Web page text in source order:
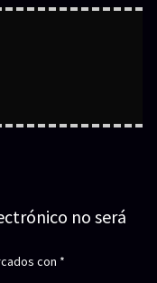
no será
con *